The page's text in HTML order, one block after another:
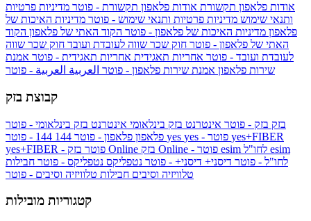
אודות פלאפון תקשורת אודות פלאפון תקשורת - פוטר מדיניות פרטיות
ותנאי שימוש מדיניות פרטיות ותנאי שימוש - פוטר מדיניות האיכות של
פלאפון מדיניות האיכות של פלאפון - פוטר הקוד האתי של פלאפון הקוד
האתי של פלאפון - פוטר חוק שכר שווה לעובדת ועובד חוק שכר שווה
לעובדת ועובד - פוטר אחריות תאגידית אחריות תאגידית - פוטר אמנת
שירות פלאפון אמנת שירות פלאפון - פוטר العربية العربية - פוטר
קבוצת בזק
בזק בזק - פוטר אינטרנט בזק בינלאומי אינטרנט בזק בינלאומי - פוטר
פלאפון פלאפון - פוטר 144 yes
yes+FIBER
yes+FIBER - פוטר בזק Online
esim
לחו"ל - פוטר דיסני+ דיסני+ - פוטר נטפליקס נטפליקס - פוטר חבילות
טלוויזיה וסיבים חבילות טלוויזיה וסיבים - פוטר
קטגוריות מובילות